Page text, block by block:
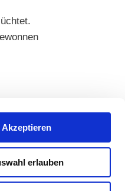
Akzeptieren
erlauben